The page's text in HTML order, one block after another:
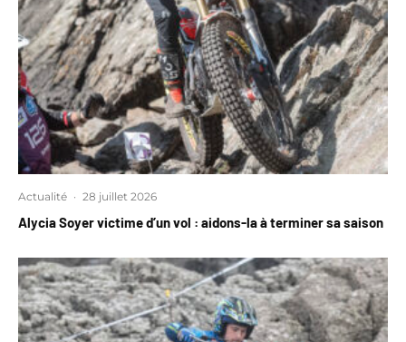
Actualité · 28 juillet 2026
Alycia Soyer victime d’un vol : aidons-la à terminer sa saison